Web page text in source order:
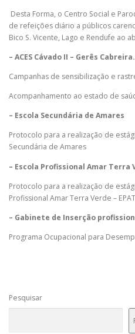
Desta Forma, o Centro Social e
de refeições diário a públicos
Bico S. Vicente, Lago e Rendufe ao
– ACES Cávado II – Gerês Cabreira.
Campanhas de sensibilização e
Acompanhamento ao estado de
– Escola Secundária de Amares
Protocolo para a realização de
Secundária de Amares
– Escola Profissional Amar Terra
Protocolo para a realização de
Profissional Amar Terra Verde –
– Gabinete de Inserção
Programa Ocupacional para
Pesquisar